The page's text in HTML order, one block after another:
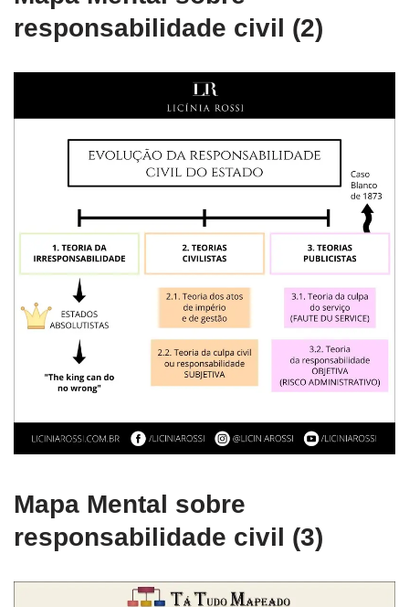
responsabilidade civil (2)
Mapa Mental sobre
responsabilidade civil (3)